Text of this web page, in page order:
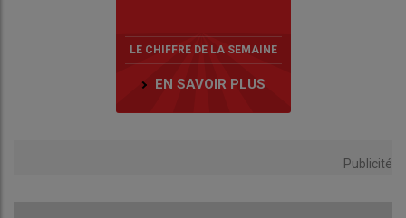
LE CHIFFRE DE LA SEMAINE
EN SAVOIR PLUS
Publicité